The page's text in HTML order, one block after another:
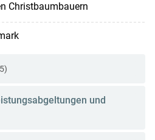
Christbaumbauern
und